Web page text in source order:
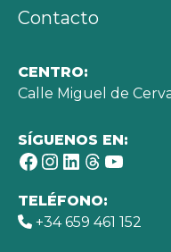
Contacto
CENTRO:
Calle Miguel de
SÍGUENOS EN:
Facebook
Instagram
LinkedIn
Threads
TELÉFONO:
+34 659 461 152